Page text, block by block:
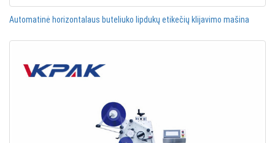
Automatinė horizontalaus buteliuko lipdukų etikečių klijavimo mašina